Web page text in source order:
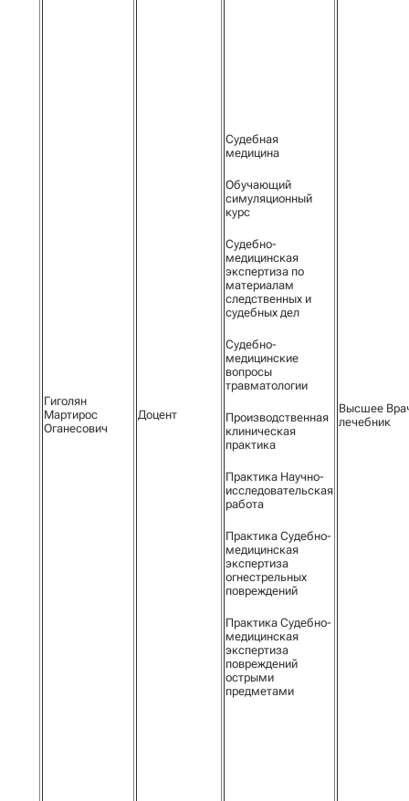
Гиголян
Мартирос
Оганесович
Доцент
Судебная
медицина
Обучающий
симуляционный
курс
Судебно-
медицинская
экспертиза по
материалам
следственных и
судебных дел
Судебно-
медицинские
вопросы
травматологии
Производственная
клиническая
практика
Практика Научно-
исследовательская
работа
Практика Судебно-
медицинская
экспертиза
огнестрельных
повреждений
Практика Судебно-
медицинская
экспертиза
повреждений
острыми
предметами
Высшее
лечебник